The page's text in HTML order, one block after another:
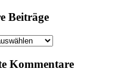
Beiträge
Kommentare